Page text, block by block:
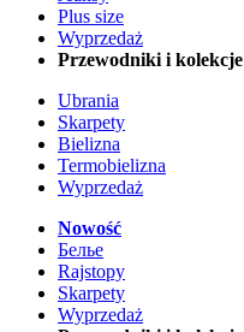
Plus size
Wyprzedaż
Przewodniki i kolekcje
Ubrania
Skarpety
Bielizna
Termobielizna
Wyprzedaż
Nowość
Белье
Rajstopy
Skarpety
Wyprzedaż